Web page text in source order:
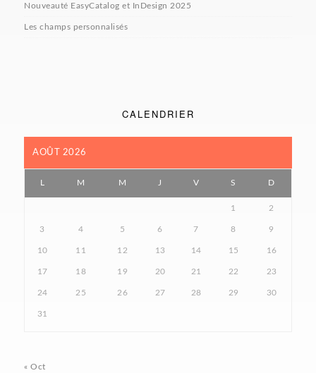
Nouveauté EasyCatalog et InDesign 2025
Les champs personnalisés
CALENDRIER
AOÛT 2026
L M M J V S D
1 2
3 4 5 6 7 8 9
10 11 12 13 14 15 16
17 18 19 20 21 22 23
24 25 26 27 28 29 30
31
« Oct